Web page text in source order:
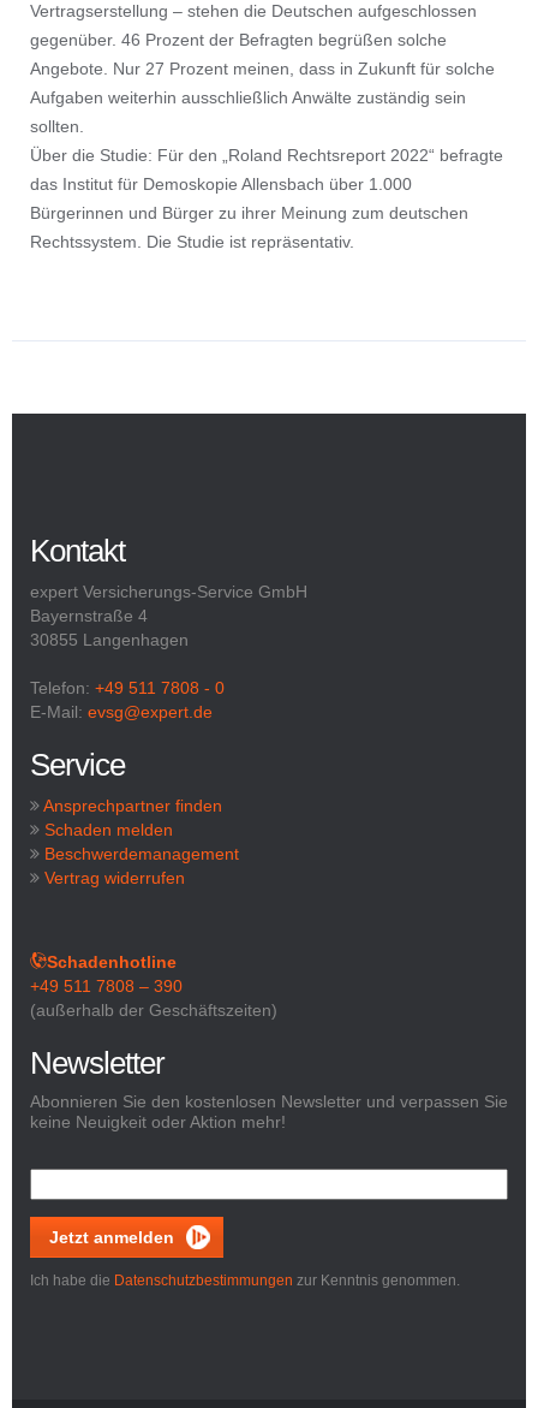
Vertragserstellung – stehen die Deutschen aufgeschlossen
gegenüber. 46 Prozent der Befragten begrüßen solche
Angebote. Nur 27 Prozent meinen, dass in Zukunft für solche
Aufgaben weiterhin ausschließlich Anwälte zuständig sein
sollten.
Über die Studie: Für den „Roland Rechtsreport 2022“ befragte
das Institut für Demoskopie Allensbach über 1.000
Bürgerinnen und Bürger zu ihrer Meinung zum deutschen
Rechtssystem. Die Studie ist repräsentativ.
Kontakt
expert Versicherungs-Service GmbH
Bayernstraße 4
30855 Langenhagen
Telefon: +49 511 7808 - 0
E-Mail: evsg@expert.de
Service
Ansprechpartner finden
Schaden melden
Beschwerdemanagement
Vertrag widerrufen
Schadenhotline
+49 511 7808 – 390
(außerhalb der Geschäftszeiten)
Newsletter
Abonnieren Sie den kostenlosen Newsletter und verpassen Sie
keine Neuigkeit oder Aktion mehr!
Jetzt anmelden
Ich habe die Datenschutzbestimmungen zur Kenntnis genommen.